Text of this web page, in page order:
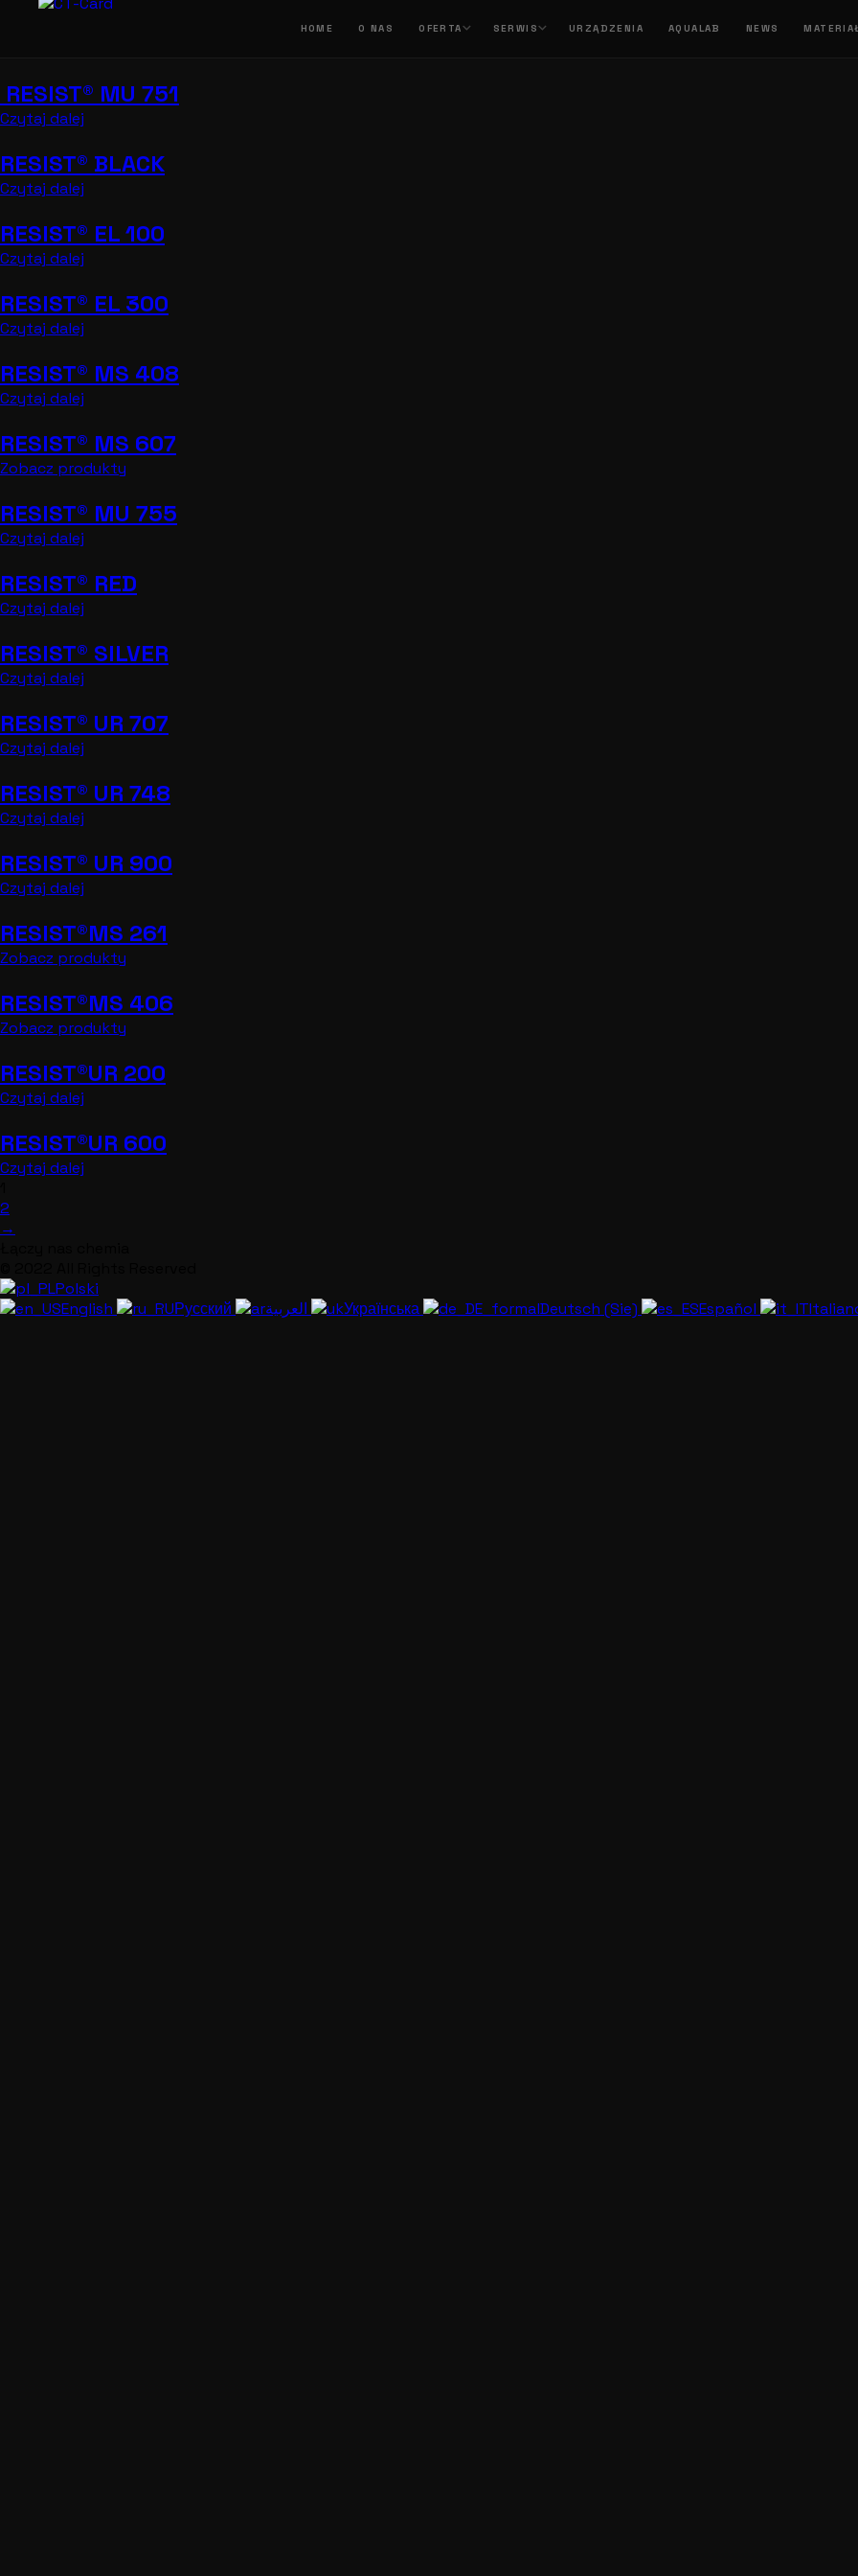
Przejdź
HOME O NAS OFERTA SERWIS URZĄDZENIA AQUALAB NEWS
RESIST® MU 751
Czytaj dalej
RESIST® BLACK
Czytaj dalej
RESIST® EL 100
Czytaj dalej
RESIST® EL 300
Czytaj dalej
RESIST® MS 408
Czytaj dalej
RESIST® MS 607
Zobacz produkty
RESIST® MU 755
Czytaj dalej
RESIST® RED
Czytaj dalej
RESIST® SILVER
Czytaj dalej
RESIST® UR 707
Czytaj dalej
RESIST® UR 748
Czytaj dalej
RESIST® UR 900
Czytaj dalej
RESIST®MS 261
Zobacz produkty
RESIST®MS 406
Zobacz produkty
RESIST®UR 200
Czytaj dalej
RESIST®UR 600
Czytaj dalej
2
→
Polski
English
Русский Українська Deutsch (Sie) Español